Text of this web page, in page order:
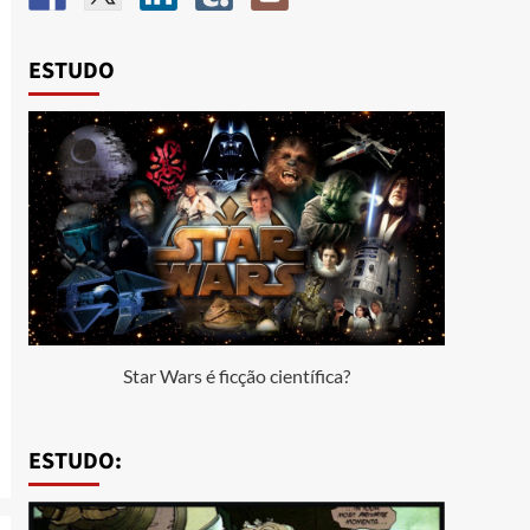
ESTUDO
Star Wars é ficção científica?
ESTUDO: